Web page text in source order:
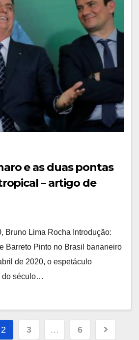
e as duas pontas
– artigo de
Bruno Lima Rocha Introdução:
Barreto Pinto no Brasil bananeiro
de 2020, o espetáculo
do século…
2 3 … 6